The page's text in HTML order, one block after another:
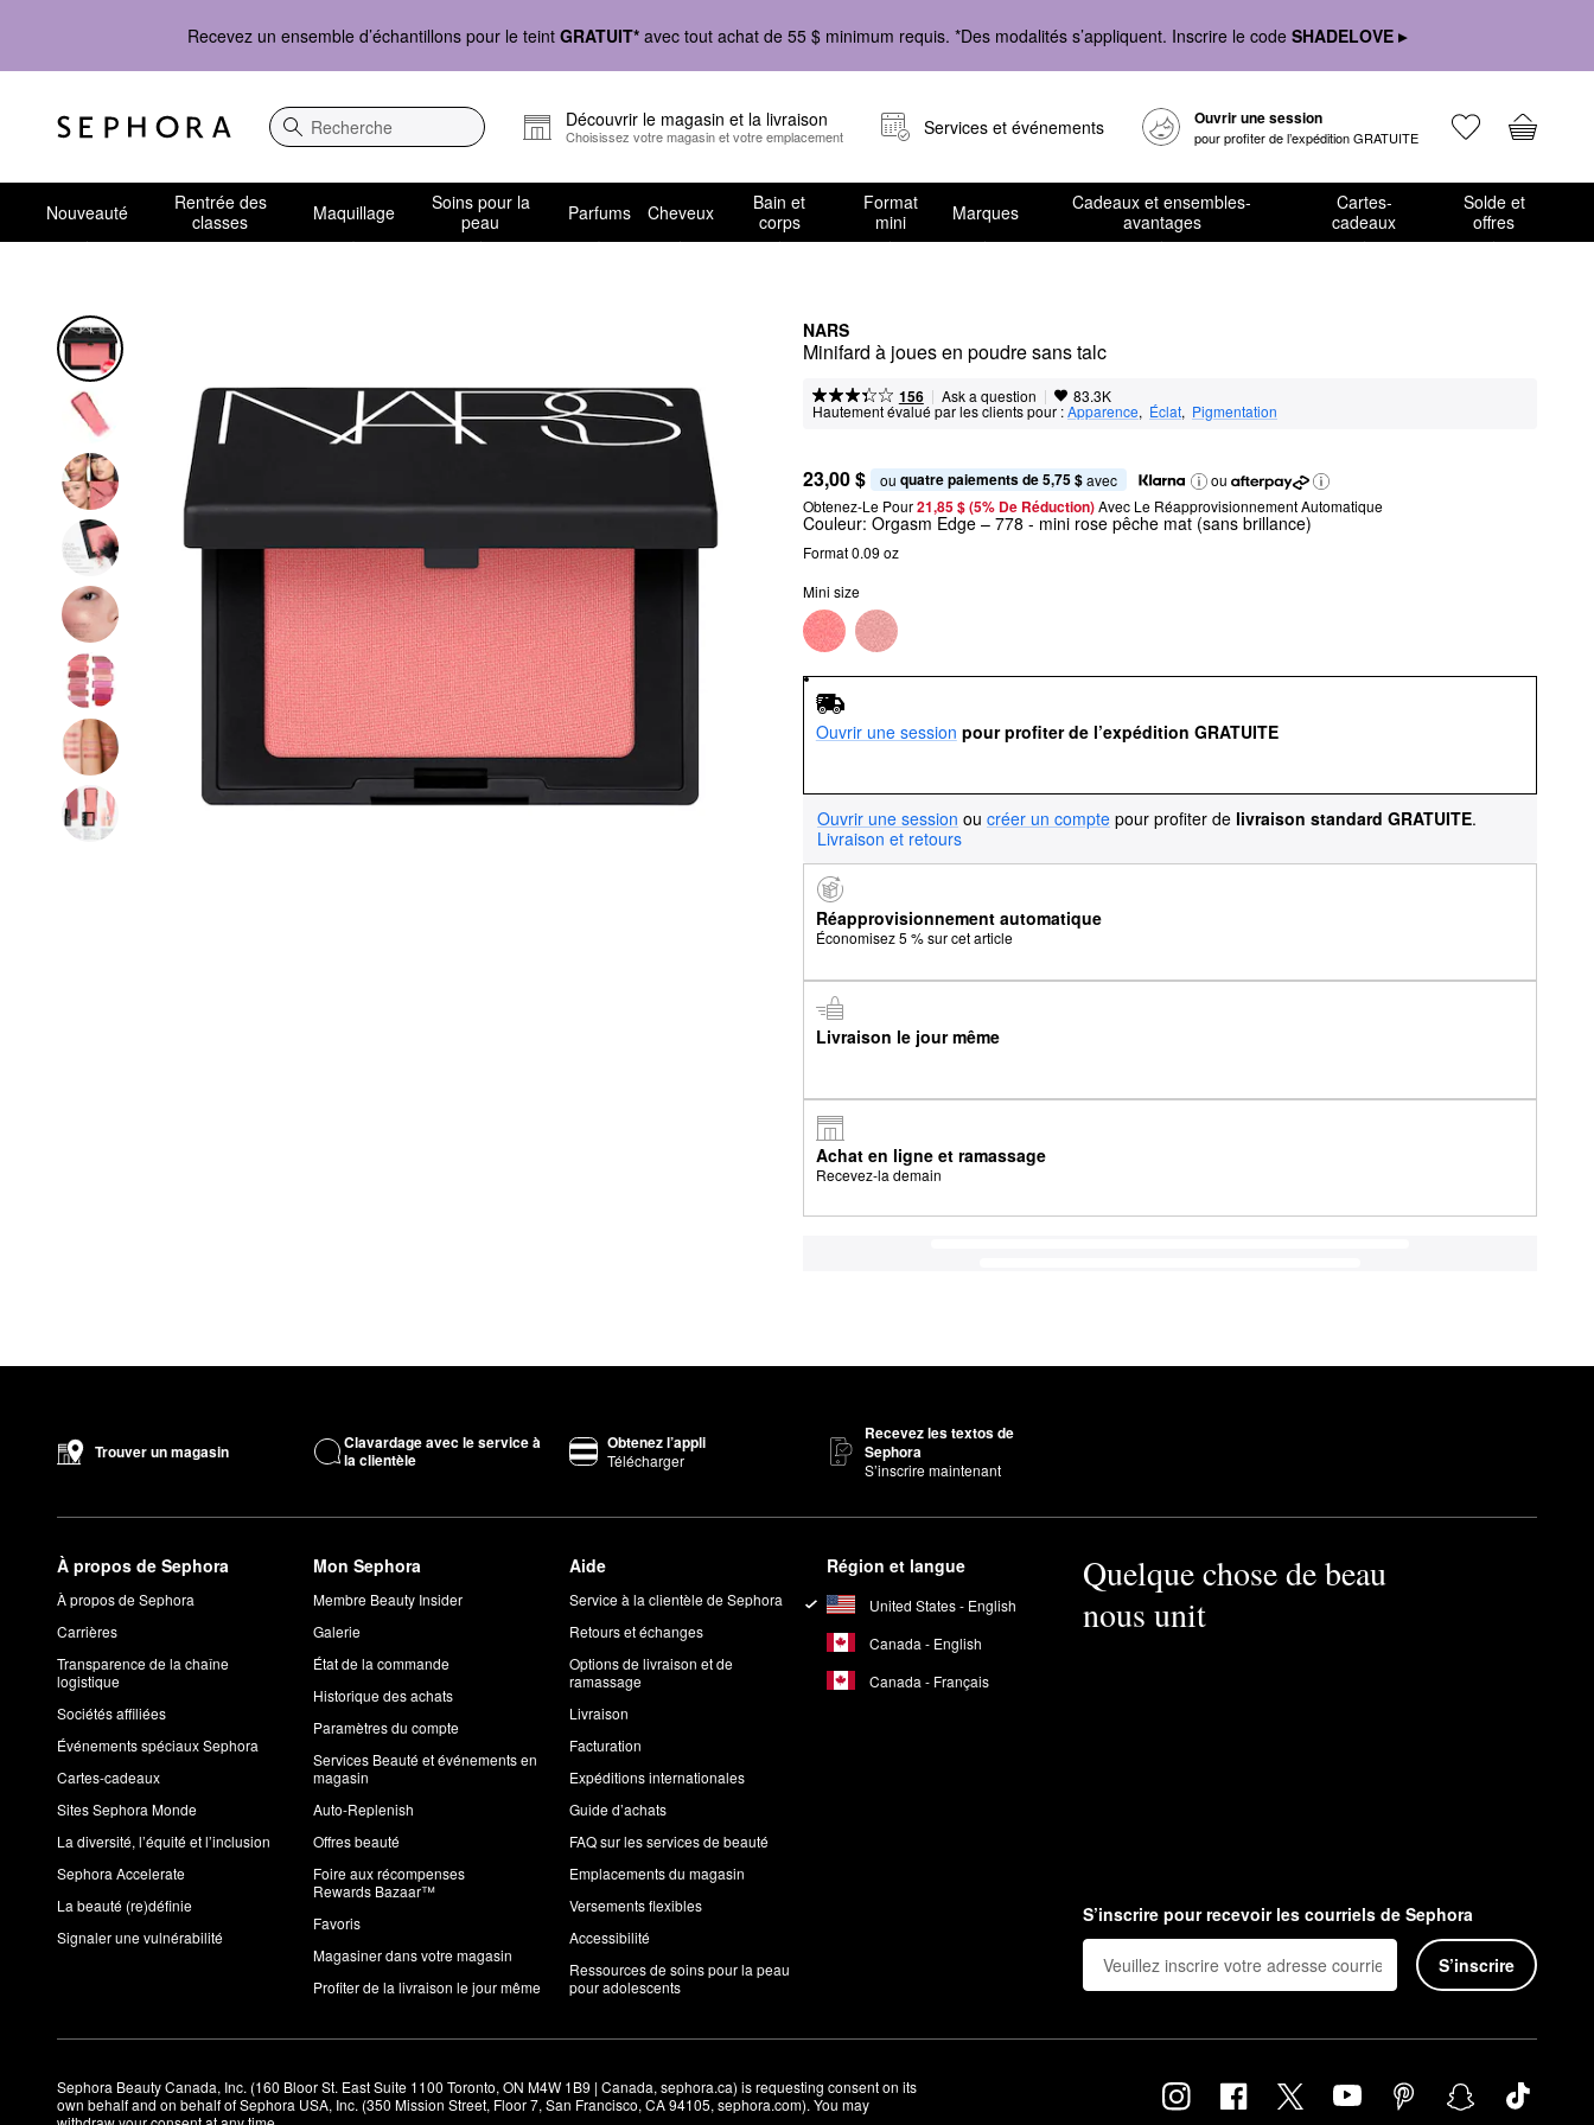
Recevez un ensemble d’échantillons pour le teint GRATUIT* avec tout achat de 55 $ minimum requis. *Des modalités s’appliquent. Inscrire le code SHADELOVE ▸
Recherche
Découvrir le magasin et la livraison
Choisissez votre magasin et votre emplacement Services et événements Ouvrir une session
pour profiter de l’expédition GRATUITE
Nouveauté
Rentrée des
classes
Maquillage
Soins pour la
peau
Parfums Cheveux
Bain et
corps
Format
mini
Marques
Cadeaux et ensembles-
avantages
Cartes-
cadeaux
Solde et
offres
NARS
Minifard à joues en poudre sans talc
156 | Ask a question | 83.3K
Hautement évalué par les clients pour :Apparence, Éclat, Pigmentation
23,00 $ ou quatre paiements de 5,75 $ avec
ou
Obtenez-Le Pour21,85 $ (5% De Réduction) Avec Le Réapprovisionnement Automatique
Couleur: Orgasm Edge – 778 - mini rose pêche mat (sans brillance)
Format 0.09 oz
Mini size
Ouvrir une session pour profiter de l’expédition GRATUITE
Ouvrir une session ou créer un compte pour profiter de livraison standard GRATUITE.
Livraison et retours
Réapprovisionnement automatique
Économisez 5 % sur cet article
Livraison le jour même
Achat en ligne et ramassage
Recevez-la demain
Trouver un magasin
Clavardage avec le service à
la clientèle
Obtenez l’appli
Télécharger
Recevez les textos de
Sephora
S’inscrire maintenant
À propos de Sephora
À propos de Sephora
Carrières
Transparence de la chaîne
logistique
Sociétés affiliées
Événements spéciaux Sephora
Cartes-cadeaux
Sites Sephora Monde
La diversité, l’équité et l’inclusion
Sephora Accelerate
La beauté (re)définie
Signaler une vulnérabilité
Mon Sephora
Membre Beauty Insider
Galerie
État de la commande
Historique des achats
Paramètres du compte
Services Beauté et événements en
magasin
Auto-Replenish
Offres beauté
Foire aux récompenses
Rewards Bazaar™
Favoris
Magasiner dans votre magasin
Profiter de la livraison le jour même
Aide
Service à la clientèle de Sephora
Retours et échanges
Options de livraison et de
ramassage
Livraison
Facturation
Expéditions internationales
Guide d’achats
FAQ sur les services de beauté
Emplacements du magasin
Versements flexibles
Accessibilité
Ressources de soins pour la peau
pour adolescents
Région et langue
United States - English
Canada - English
Canada - Français
Quelque chose de beau
nous unit
S’inscrire pour recevoir les courriels de Sephora
S’inscrire
Sephora Beauty Canada, Inc. (160 Bloor St. East Suite 1100 Toronto, ON M4W 1B9 | Canada, sephora.ca) is requesting consent on its
own behalf and on behalf of Sephora USA, Inc. (350 Mission Street, Floor 7, San Francisco, CA 94105, sephora.com). You may